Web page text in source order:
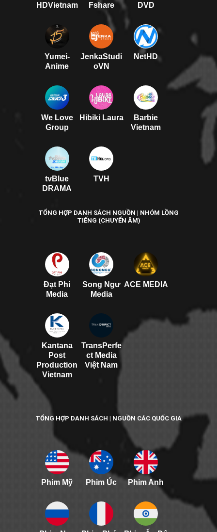
HDVietnam Fshare DVD
Yumei-
Anime
JenkaStudi
oVN
NetHD
We Love
Group
Hibiki Laura
Barbie
Vietnam
tvBlue
DRAMA
TVH
TỔNG HỢP DANH SÁCH NGUỒN | NHÓM LỒNG
TIẾNG (CHUYỂN ÂM)
Đạt Phi
Media
Song Ngư
Media
ACE MEDIA
Kantana
Post
Production
Vietnam
TransPerfe
ct Media
Việt Nam
TỔNG HỢP DANH SÁCH | NGUỒN CÁC QUỐC GIA
Phim Mỹ Phim Úc Phim Anh